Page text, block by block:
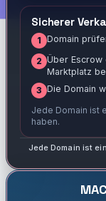
Sicherer
1 Domain
2 Über Escrow
Marktplatz
3 Die Domain
Jede Domain ist
haben.
Jede Domain ist